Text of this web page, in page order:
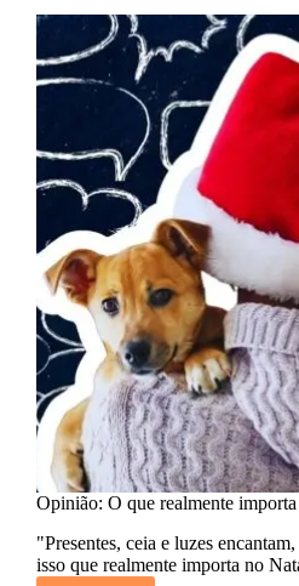
de
conforto
não
existe.
Opinião: O que realmente
"Presentes, ceia e luzes
isso que realmente importa no